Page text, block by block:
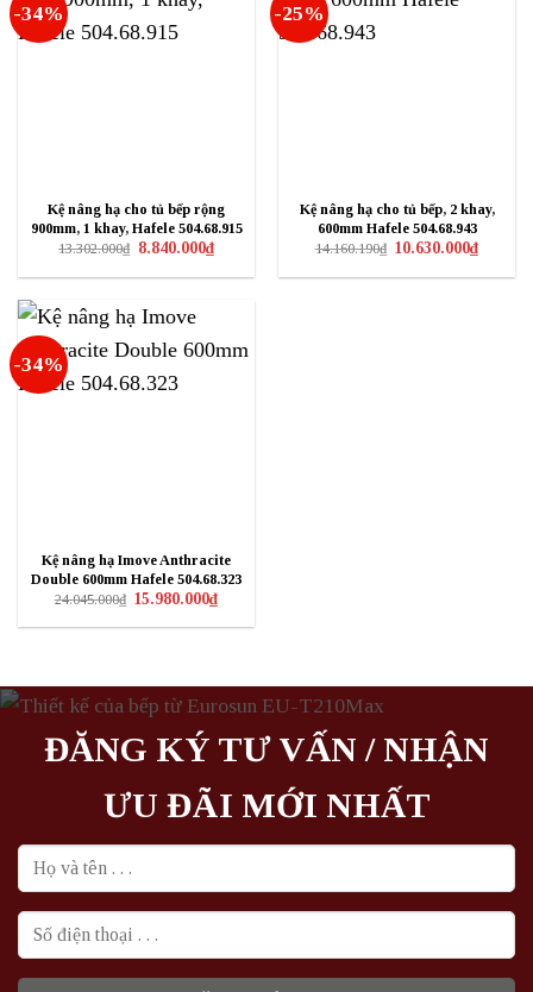
-34%
Kệ nâng hạ cho tủ bếp rộng
900mm, 1 khay, Hafele 504.68.915
13.302.000₫ Giá
là:
8.840.000₫Giá
hiện
tại
-25%
Kệ nâng hạ cho tủ bếp, 2 khay,
600mm Hafele 504.68.943
14.160.190₫ Giá
là:
10.630.000₫Giá
hiện
tại
-34%
Kệ nâng hạ Imove Anthracite
Double 600mm Hafele 504.68.323
24.045.000₫ Giá
là:
15.980.000₫Giá
hiện
tại
ĐĂNG KÝ TƯ VẤN / NHẬN
ƯU ĐÃI MỚI NHẤT